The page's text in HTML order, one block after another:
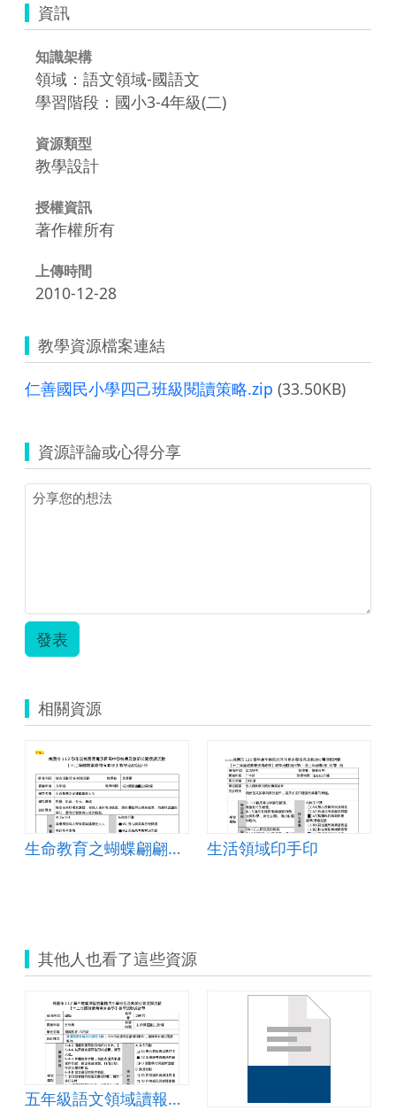
資訊
知識架構
領域：語文領域-國語文
學習階段：國小3-4年級(二)
資源類型
教學設計
授權資訊
著作權所有
上傳時間
2010-12-28
教學資源檔案連結
仁善國民小學四己班級閱讀策略.zip (33.50KB)
資源評論或心得分享
發表
相關資源
生命教育之蝴蝶翩翩是人生 生活領域印手印
其他人也看了這些資源
五年級語文領域讀報教育-六何法